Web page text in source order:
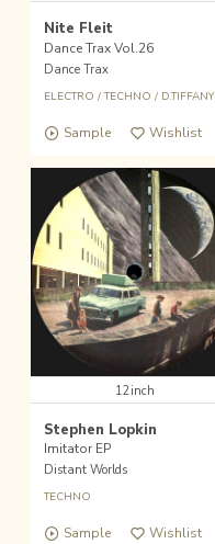
Nite Fleit
Dance Trax Vol.26
Dance Trax
ELECTRO /TECHNO / D.TIFFANY
Sample Wishlist
12inch
Stephen Lopkin
Imitator EP
Distant Worlds
TECHNO
Sample Wishlist